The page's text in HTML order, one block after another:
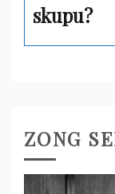
skupu?
ZONG